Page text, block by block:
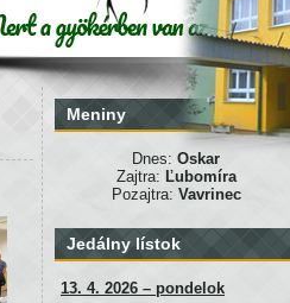
Meniny
Dnes: Oskar
Zajtra: Ľubomíra
Pozajtra: Vavrinec
Jedálny lístok
13. 4. 2026 – pondelok